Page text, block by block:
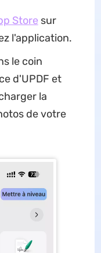
Store sur
l'application.
le coin
d'UPDF et
la
de votre